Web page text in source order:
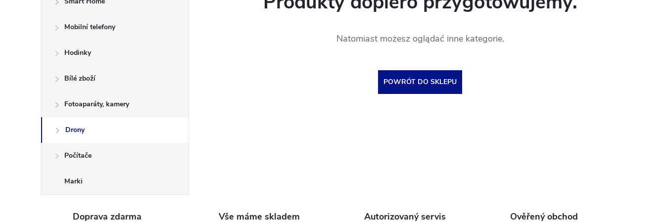
o
c
Mobilní telefony
Hodinky
Bílé zboží
Fotoaparáty, kamery
Drony
Počítače
Marki
Natomiast możesz oglądać inne kategorie.
POWRÓT DO SKLEPU
Doprava zdarma Vše máme skladem Autorizovaný servis Ověřený obchod